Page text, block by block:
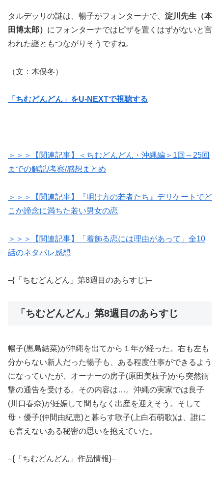
タルデッリの謎は、暢子がフォンターナで、 淀川先生（本
田博太郎） にフォンターナではピザを置くはずがないと言
われた謎ともつながりそうですね。
（文：木俣冬）
「ちむどんどん」をU-NEXTで視聴する
＞＞＞【関連記事】＜ちむどんどん・沖縄編＞1回～25回
までの解説/考察/感想まとめ
＞＞＞【関連記事】『明け方の若者たち』デリケートでど
こか諦念に満ちた若い男女の恋
＞＞＞【関連記事】「着飾る恋には理由があって」全10
話のネタバレ感想
–{「ちむどんどん」第8週目のあらすじ}–
「ちむどんどん」第8週目のあらすじ
暢子(黒島結菜)が沖縄を出てから１年が経った。右も左も
分からない新人だった暢子も、ある程度仕事ができるよう
になっていたが、オーナーの房子(原田美枝子)から突然衝
撃の通告を受ける。その内容は…。沖縄の実家では良子
(川口春奈)が妊娠して間もなく出産を迎えそう。そして
母・優子(仲間由紀恵)と暮らす歌子(上白石萌歌)は、誰に
も言えないある秘密の思いを抱えていた。
–{「ちむどんどん」作品情報}–